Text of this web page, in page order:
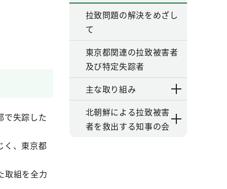
で失踪した
く、東京都
取組を全力
拉致問題の解決をめざし
て
東京都関連の拉致被害者
及び特定失踪者
主な取り組み
北朝鮮による拉致被害
者を救出する知事の会